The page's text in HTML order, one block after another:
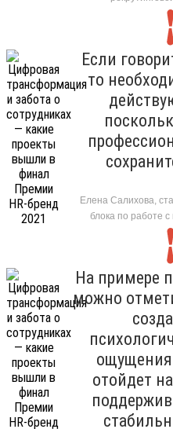
Если
то
Елена Салихова,
блока по работе
На примере
можно
отойдет